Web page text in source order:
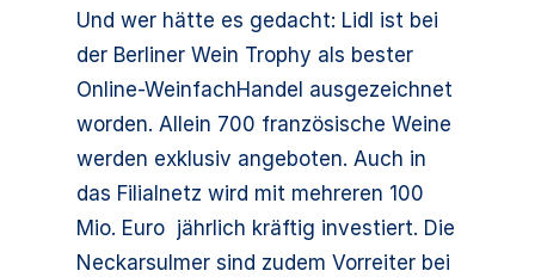
Und wer hätte es gedacht: Lidl ist bei
der Berliner Wein Trophy als bester
Online-WeinfachHandel ausgezeichnet
worden. Allein 700 französische Weine
werden exklusiv angeboten. Auch in
das Filialnetz wird mit mehreren 100
Mio. Euro jährlich kräftig investiert. Die
Neckarsulmer sind zudem Vorreiter bei